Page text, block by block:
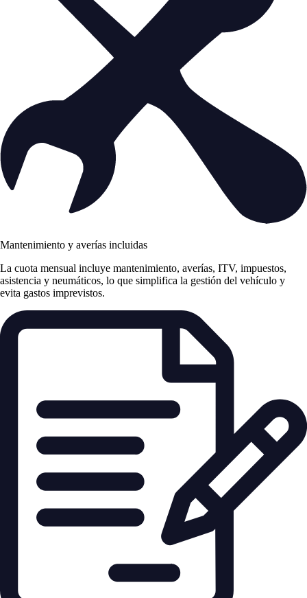
Mantenimiento y averías incluidas
La cuota mensual incluye mantenimiento, averías, ITV, impuestos,
asistencia y neumáticos, lo que simplifica la gestión del vehículo y
evita gastos imprevistos.